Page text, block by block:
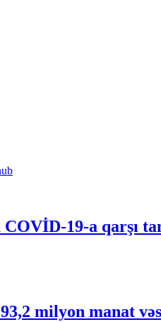
19-a qarşı
milyon manat